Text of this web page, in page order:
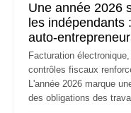
Une année 2026
les indépendants
auto-
Facturation
contrôles fiscaux
L'année 2026 marque
des obligations des